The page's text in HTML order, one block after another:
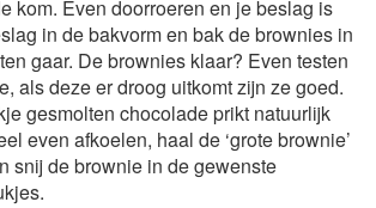
kom. Even doorroeren en je beslag is
in de bakvorm en bak de brownies in
gaar. De brownies klaar? Even testen
als deze er droog uitkomt zijn ze goed.
gesmolten chocolade prikt natuurlijk
even afkoelen, haal de ‘grote brownie’
snij de brownie in de gewenste